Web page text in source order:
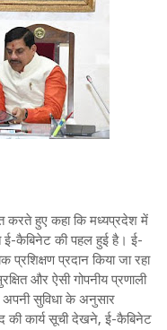
करते हुए कहा कि मध्यप्रदेश में
ई-कैबिनेट की पहल हुई है। ई-
प्रदान किया जा रहा
और ऐसी गोपनीय प्रणाली
सुविधा के अनुसार
कार्य सूची देखने, ई-कैबिनेट